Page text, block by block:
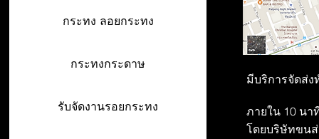
กระทง ลอยกระทง
กระทงกระดาษ
รับจัดงานรอยกระทง
มีบริการจัดส่ง
ภายใน 10 นา
โดยบริษัทขน